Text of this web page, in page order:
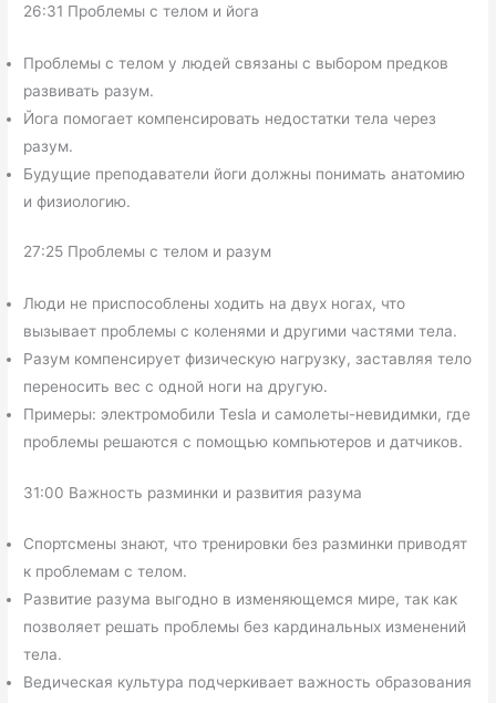
26:31 Проблемы с телом и йога
Проблемы с телом у людей связаны с выбором предков
развивать разум.
Йога помогает компенсировать недостатки тела через
разум.
Будущие преподаватели йоги должны понимать анатомию
и физиологию.
27:25 Проблемы с телом и разум
Люди не приспособлены ходить на двух ногах, что
вызывает проблемы с коленями и другими частями тела.
Разум компенсирует физическую нагрузку, заставляя тело
переносить вес с одной ноги на другую.
Примеры: электромобили Tesla и самолеты-невидимки, где
проблемы решаются с помощью компьютеров и датчиков.
31:00 Важность разминки и развития разума
Спортсмены знают, что тренировки без разминки приводят
к проблемам с телом.
Развитие разума выгодно в изменяющемся мире, так как
позволяет решать проблемы без кардинальных изменений
тела.
Ведическая культура подчеркивает важность образования